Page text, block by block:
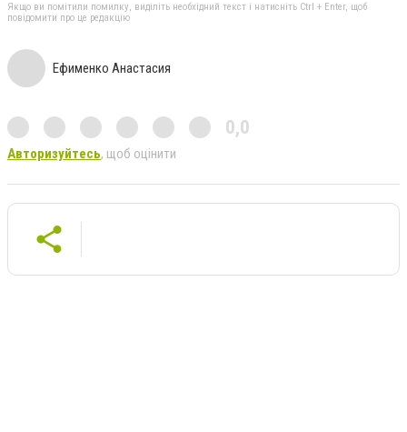
Якщо ви помітили помилку, виділіть необхідний текст і натисніть Ctrl + Enter, щоб
повідомити про це редакцію
Ефименко Анастасия
0,0
Авторизуйтесь, щоб оцінити